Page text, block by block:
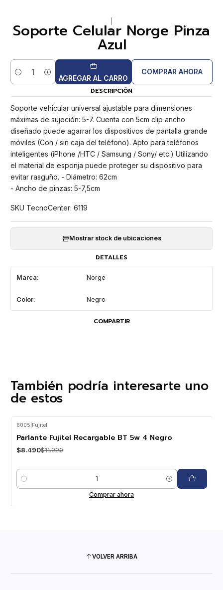
Soporte Celular Norge Pinza
Azul
Cantidad AGREGAR AL CARRO
COMPRAR AHORA
DESCRIPCIÓN
Soporte vehicular universal ajustable para dimensiones
máximas de sujeción: 5-7. Cuenta con 5cm clip ancho
diseñado puede agarrar los dispositivos de pantalla grande
móviles (Con / sin caja del teléfono). Apto para teléfonos
inteligentes (iPhone /HTC / Samsung / Sony/ etc.) Utilizando
el material de esponja puede proteger su dispositivo para
evitar rasguño. - Diámetro: 62cm
- Ancho de pinzas: 5-7,5cm
SKU TecnoCenter: 6119
Mostrar stock de ubicaciones
DETALLES
Marca: Norge
Color: Negro
COMPARTIR
También podría interesarte uno
de estos
6005 Fujitel
Parlante Fujitel Recargable BT 5w 4 Negro
$8.490$11.990
Cantidad
Comprar ahora
VOLVER ARRIBA